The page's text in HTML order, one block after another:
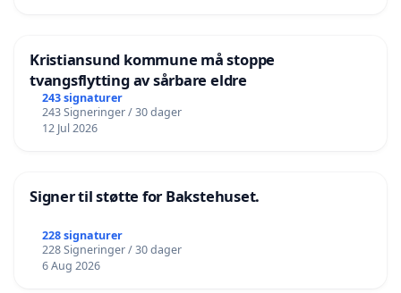
Kristiansund kommune må stoppe
tvangsflytting av sårbare eldre
243 signaturer
243 Signeringer / 30 dager
12 Jul 2026
Signer til støtte for Bakstehuset.
228 signaturer
228 Signeringer / 30 dager
6 Aug 2026